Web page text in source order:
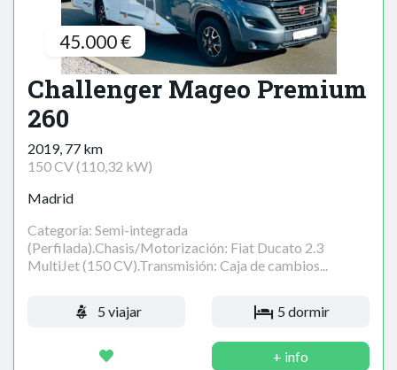
45.000 €
Challenger Mageo Premium
260
2019, 77 km
150 CV (110,32 kW)
Madrid
Categoría: Semi-integrada
(Perfilada).Chasis/Motorización: Fiat Ducato 2.3
MultiJet (150 CV).Transmisión: Caja de cambios...
5 viajar 5 dormir
+ info